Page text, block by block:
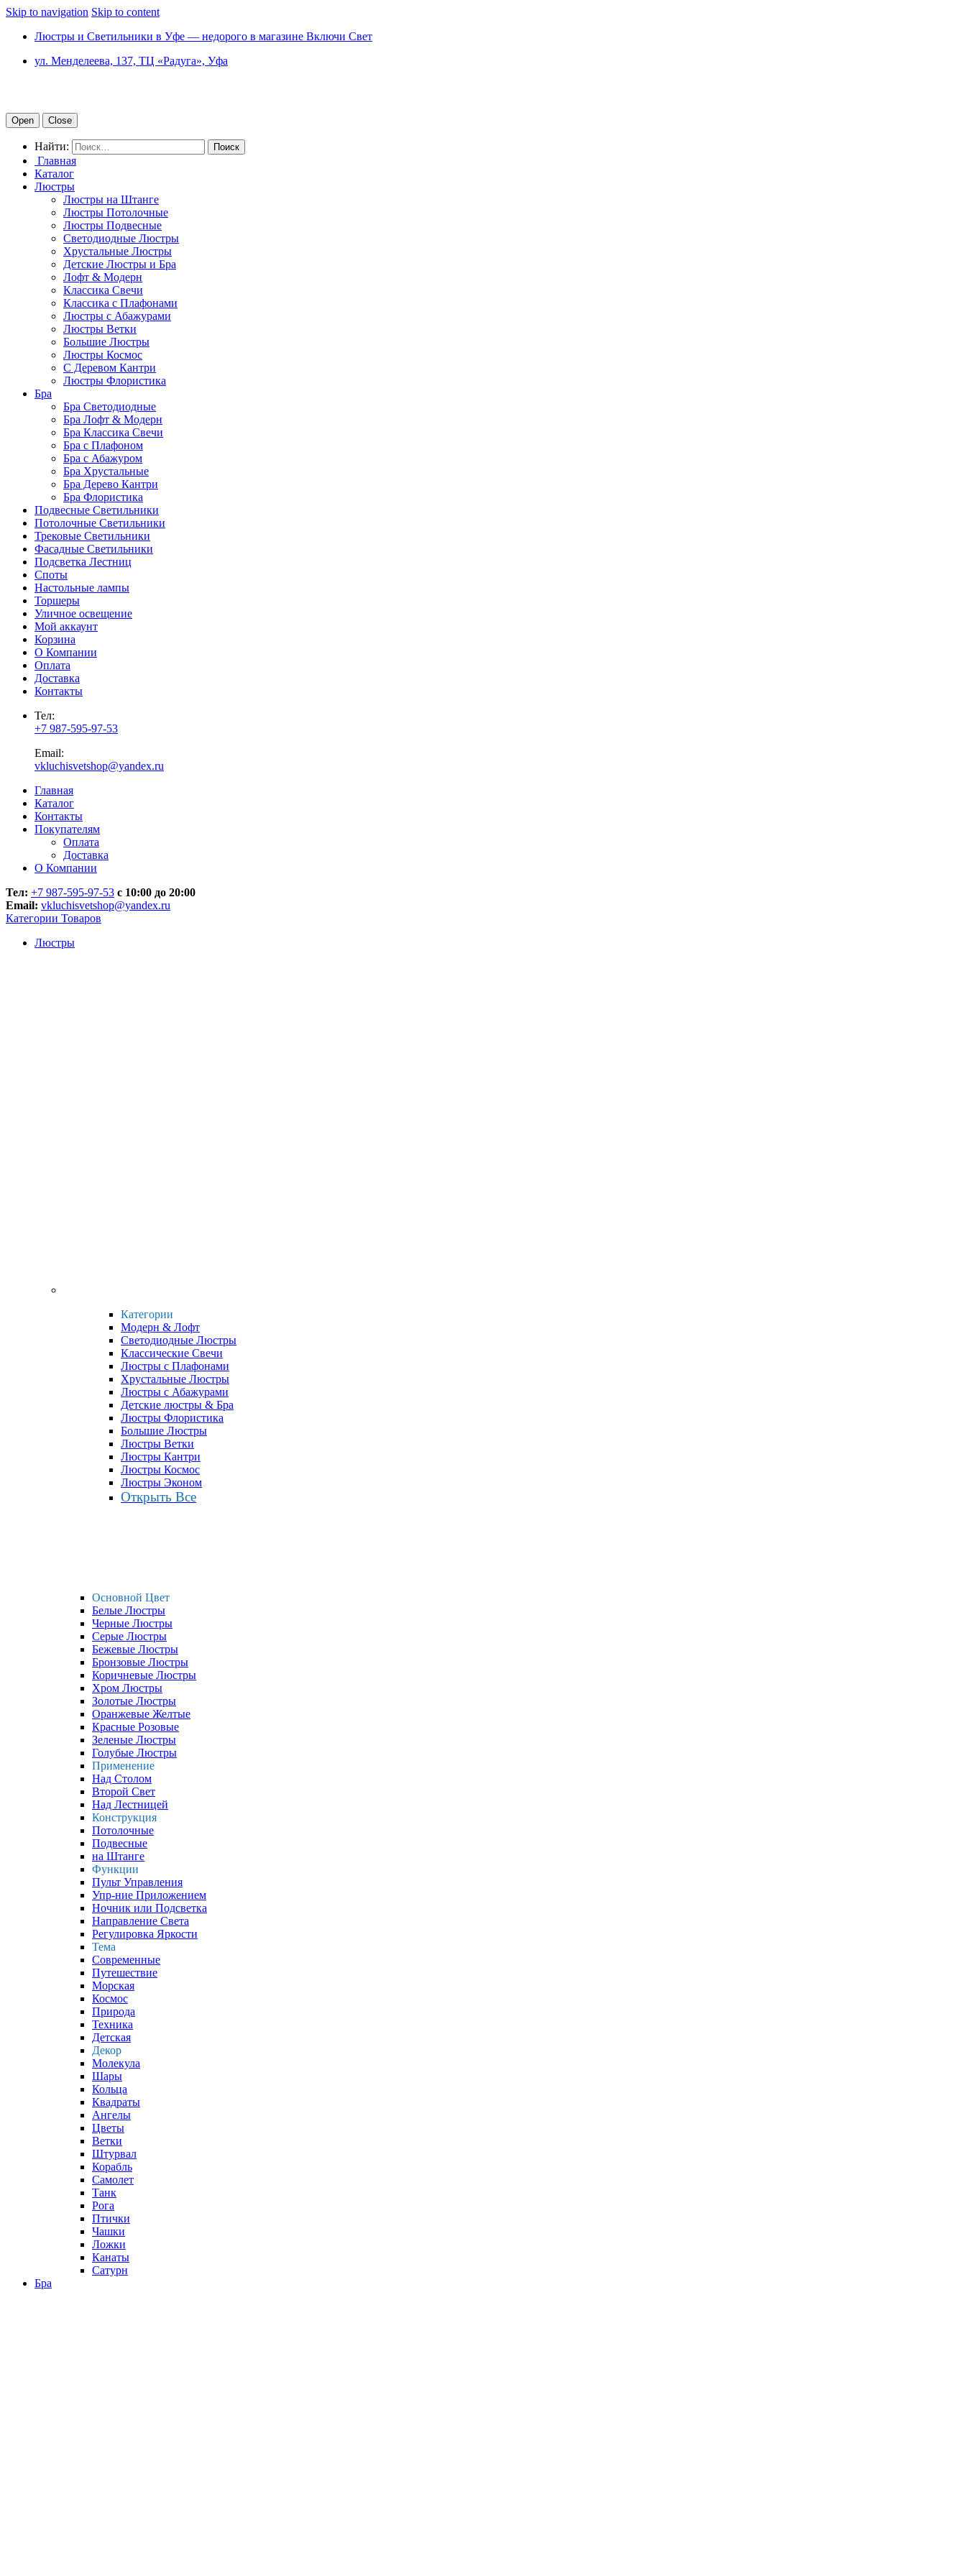
Skip to navigation Skip to content
Люстры и Светильники в Уфе — недорого в магазине Включи Свет
ул. Менделеева, 137, ТЦ «Радуга», Уфа
Open Close
Найти:
Главная
Каталог
Люстры
Люстры на Штанге
Люстры Потолочные
Люстры Подвесные
Светодиодные Люстры
Хрустальные Люстры
Детские Люстры и Бра
Лофт & Модерн
Классика Свечи
Классика с Плафонами
Люстры с Абажурами
Люстры Ветки
Большие Люстры
Люстры Космос
С Деревом Кантри
Люстры Флористика
Бра
Бра Светодиодные
Бра Лофт & Модерн
Бра Классика Свечи
Бра с Плафоном
Бра с Абажуром
Бра Хрустальные
Бра Дерево Кантри
Бра Флористика
Подвесные Светильники
Потолочные Светильники
Трековые Светильники
Фасадные Светильники
Подсветка Лестниц
Споты
Настольные лампы
Торшеры
Уличное освещение
Мой аккаунт
Корзина
О Компании
Оплата
Доставка
Контакты
Тел:
+7 987-595-97-53
Email:
vkluchisvetshop@yandex.ru
Главная
Каталог
Контакты
Покупателям
Оплата
Доставка
О Компании
Тел: +7 987-595-97-53 с 10:00 до 20:00
Email: vkluchisvetshop@yandex.ru
Категории Товаров
Люстры
Категории
Модерн & Лофт
Светодиодные Люстры
Классические Свечи
Люстры с Плафонами
Хрустальные Люстры
Люстры с Абажурами
Детские люстры & Бра
Люстры Флористика
Большие Люстры
Люстры Ветки
Люстры Кантри
Люстры Космос
Люстры Эконом
Открыть Все
Основной Цвет
Белые Люстры
Черные Люстры
Серые Люстры
Бежевые Люстры
Бронзовые Люстры
Коричневые Люстры
Хром Люстры
Золотые Люстры
Оранжевые Желтые
Красные Розовые
Зеленые Люстры
Голубые Люстры
Применение
Над Столом
Второй Свет
Над Лестницей
Конструкция
Потолочные
Подвесные
на Штанге
Функции
Пульт Управления
Упр-ние Приложением
Ночник или Подсветка
Направление Света
Регулировка Яркости
Тема
Современные
Путешествие
Морская
Космос
Природа
Техника
Детская
Декор
Молекула
Шары
Кольца
Квадраты
Ангелы
Цветы
Ветки
Штурвал
Корабль
Самолет
Танк
Рога
Птички
Чашки
Ложки
Канаты
Сатурн
Бра